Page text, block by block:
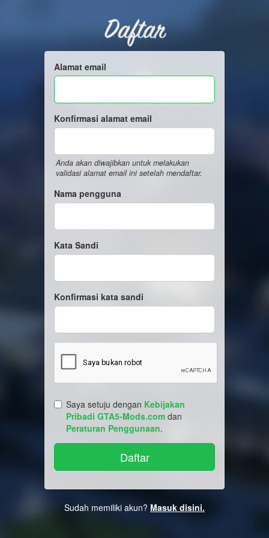
Daftar
Alamat email
Konfirmasi alamat email
Anda akan diwajibkan untuk melakukan
validasi alamat email ini setelah mendaftar.
Nama pengguna
Kata Sandi
Konfirmasi kata sandi
Saya setuju dengan Kebijakan
Pribadi GTA5-Mods.com dan
Peraturan Penggunaan.
Sudah memiliki akun? Masuk disini.